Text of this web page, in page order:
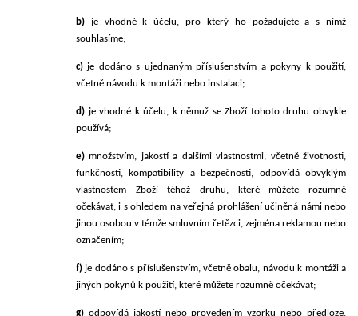
b) je vhodné k účelu, pro který ho požadujete a s nímž
souhlasíme;
c) je dodáno s ujednaným příslušenstvím a pokyny k použití,
včetně návodu k montáži nebo instalaci;
d) je vhodné k účelu, k němuž se Zboží tohoto druhu obvykle
používá;
e) množstvím, jakostí a dalšími vlastnostmi, včetně životnosti,
funkčnosti, kompatibility a bezpečnosti, odpovídá obvyklým
vlastnostem Zboží téhož druhu, které můžete rozumně
očekávat, i s ohledem na veřejná prohlášení učiněná námi nebo
jinou osobou v témže smluvním řetězci, zejména reklamou nebo
označením;
f) je dodáno s příslušenstvím, včetně obalu, návodu k montáži a
jiných pokynů k použití, které můžete rozumně očekávat;
g) odpovídá jakostí nebo provedením vzorku nebo předloze,